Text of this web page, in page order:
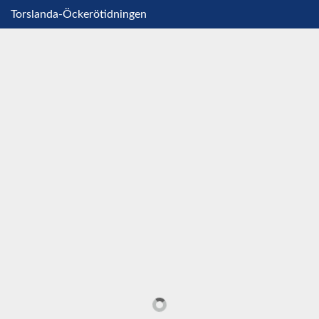
Torslanda-Öckerötidningen